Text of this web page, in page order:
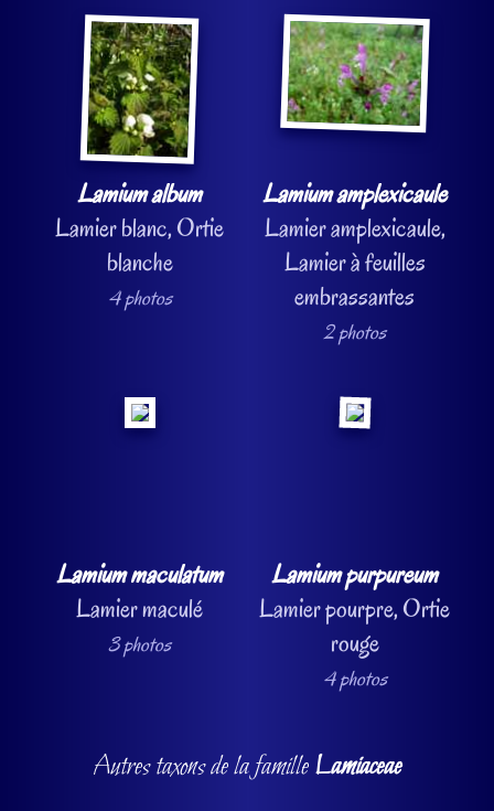
Lamium album
Lamier blanc, Ortie
blanche
4 photos
Lamium amplexicaule
Lamier amplexicaule,
Lamier à feuilles
embrassantes
2 photos
Lamium maculatum
Lamier maculé
3 photos
Lamium purpureum
Lamier pourpre, Ortie
rouge
4 photos
Autres taxons de la familleLamiaceae